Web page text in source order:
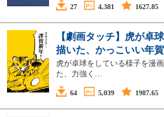
27 4,381 1627.85
【劇画タッチ】虎が卓
描いた、かっこいい年
虎が卓球をしている様子を漫
た、力強く…
64 5,039 1987.65